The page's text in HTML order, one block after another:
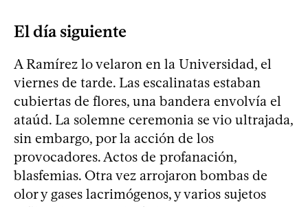
El día siguiente
A Ramírez lo velaron en la Universidad, el
viernes de tarde. Las escalinatas estaban
cubiertas de flores, una bandera envolvía el
ataúd. La solemne ceremonia se vio ultrajada,
sin embargo, por la acción de los
provocadores. Actos de profanación,
blasfemias. Otra vez arrojaron bombas de
olor y gases lacrimógenos, y varios sujetos